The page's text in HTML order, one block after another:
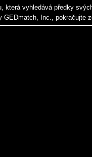
vyhledává předky
GEDmatch, Inc., pokračujte